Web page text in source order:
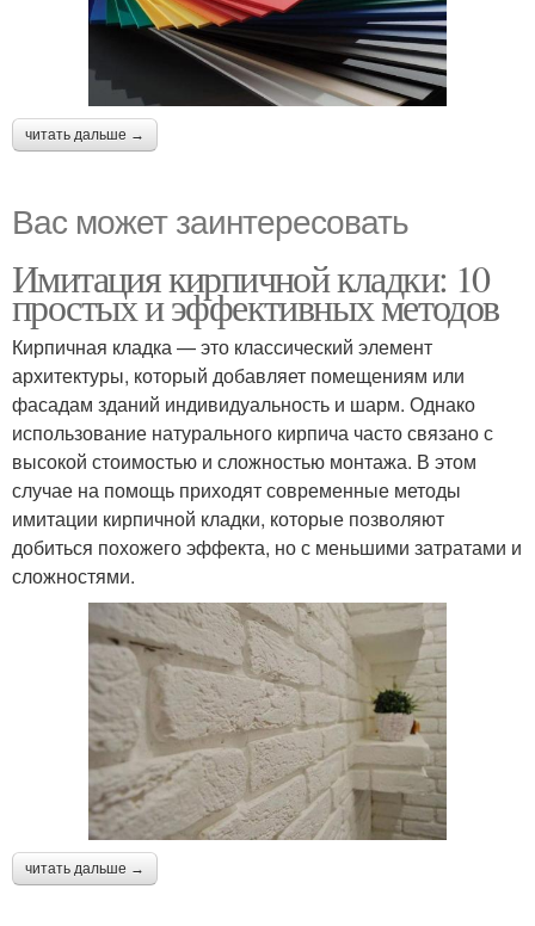
читать дальше →
Вас может заинтересовать
Имитация кирпичной кладки: 10
простых и эффективных методов
Кирпичная кладка — это классический элемент
архитектуры, который добавляет помещениям или
фасадам зданий индивидуальность и шарм. Однако
использование натурального кирпича часто связано с
высокой стоимостью и сложностью монтажа. В этом
случае на помощь приходят современные методы
имитации кирпичной кладки, которые позволяют
добиться похожего эффекта, но с меньшими затратами и
сложностями.
читать дальше →